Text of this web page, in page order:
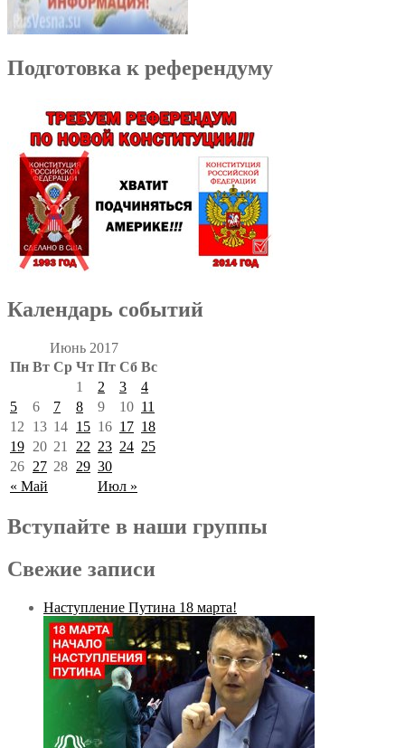
Подготовка к референдуму
Календарь событий
Июнь 2017
Пн Вт Ср Чт Пт Сб Вс
« Май Июл »
1 2 3
4
5
6 7 8 9 10 11
12
13 14 15 16 17 18
19 20 21 22 23 24 25
26 27 28 29 30
Вступайте в наши группы
Свежие записи
Наступление Путина 18 марта!